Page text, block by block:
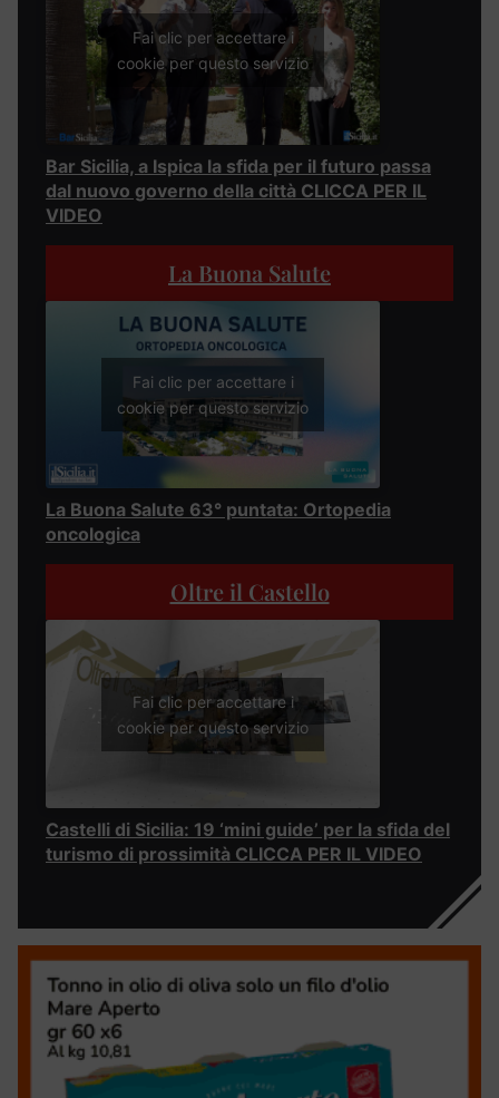
Fai clic per accettare i
cookie per questo servizio
Bar Sicilia, a Ispica la sfida per il futuro passa
dal nuovo governo della città CLICCA PER IL
VIDEO
La Buona Salute
Fai clic per accettare i
cookie per questo servizio
La Buona Salute 63° puntata: Ortopedia
oncologica
Oltre il Castello
Fai clic per accettare i
cookie per questo servizio
Castelli di Sicilia: 19 ‘mini guide’ per la sfida del
turismo di prossimità CLICCA PER IL VIDEO